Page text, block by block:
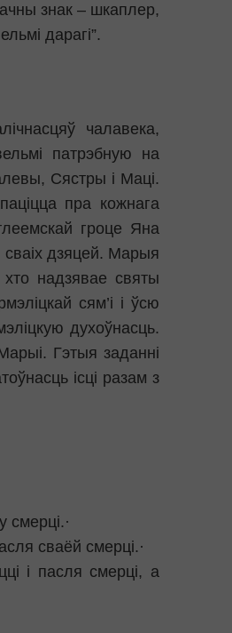
знак – шкаплер,
дарагі”.
чалавека,
патрэбную на
Сястры і Маці.
пра кожнага
гроце Яна
сваіх дзяцей. Марыя
надзявае святы
сям’і і ўсю
духоўнасць.
Гэтыя заданні
ісці разам з
смерці.·
сваёй смерці.·
і пасля смерці, а